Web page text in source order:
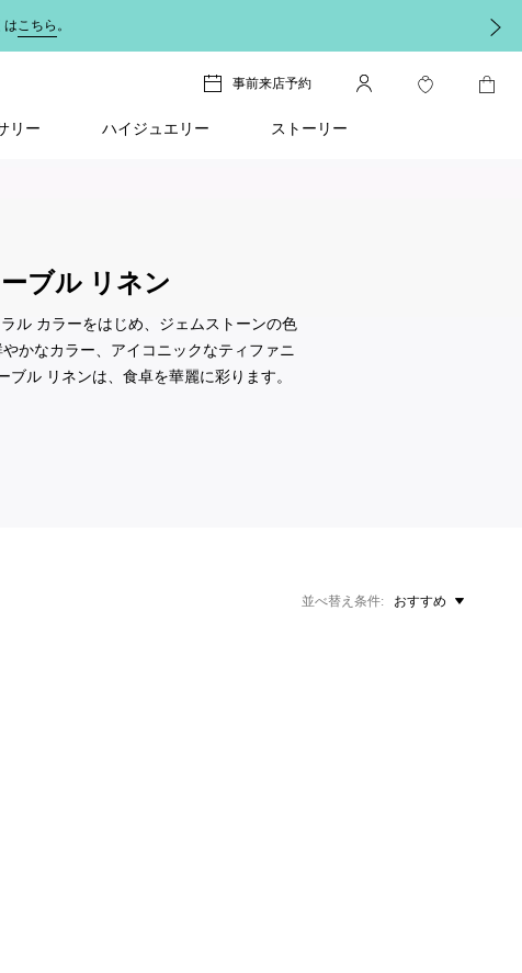
はこちら 。
事前来店予約
リー ハイジュエリー ストーリー
ブル リネン
ル カラーをはじめ、ジェムストーンの色
かなカラー、アイコニックなティファニ
ブル リネンは、食卓を華麗に彩ります。
並べ替え条件 おすすめ